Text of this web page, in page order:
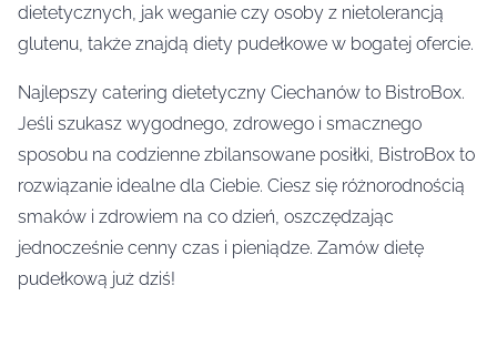
dietetycznych, jak weganie czy osoby z nietolerancją
glutenu, także znajdą diety pudełkowe w bogatej ofercie.
Najlepszy catering dietetyczny Ciechanów to BistroBox.
Jeśli szukasz wygodnego, zdrowego i smacznego
sposobu na codzienne zbilansowane posiłki, BistroBox to
rozwiązanie idealne dla Ciebie. Ciesz się różnorodnością
smaków i zdrowiem na co dzień, oszczędzając
jednocześnie cenny czas i pieniądze. Zamów dietę
pudełkową już dziś!